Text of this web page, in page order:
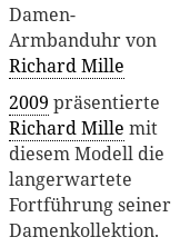
Damen-
Armbanduhr von
Richard Mille
2009 präsentierte
Richard Mille mit
diesem Modell die
langerwartete
Fortführung seiner
Damenkollektion.